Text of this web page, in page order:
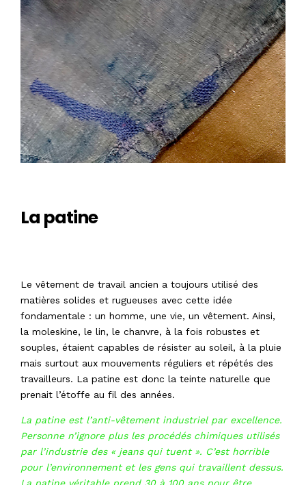
La patine
Le vêtement de travail ancien a toujours utilisé des
matières solides et rugueuses avec cette idée
fondamentale : un homme, une vie, un vêtement. Ainsi,
la moleskine, le lin, le chanvre, à la fois robustes et
souples, étaient capables de résister au soleil, à la pluie
mais surtout aux mouvements réguliers et répétés des
travailleurs. La patine est donc la teinte naturelle que
prenait l’étoffe au fil des années.
La patine est l’anti-vêtement industriel par excellence.
Personne n’ignore plus les procédés chimiques utilisés
par l’industrie des « jeans qui tuent ». C’est horrible
pour l’environnement et les gens qui travaillent dessus.